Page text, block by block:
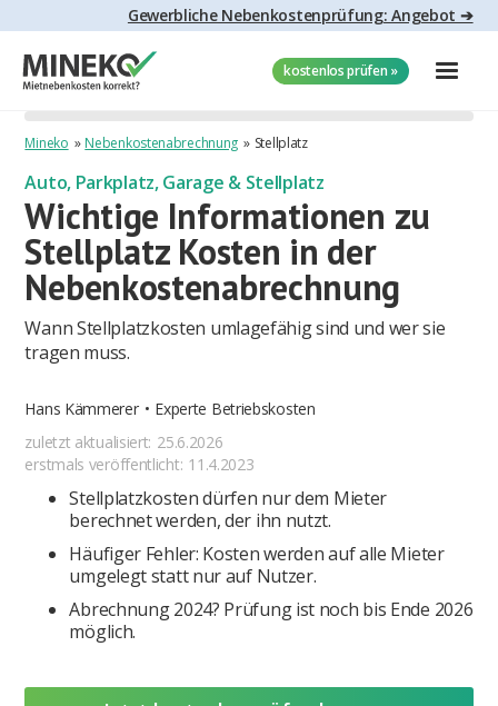
Gewerbliche Nebenkostenprüfung: Angebot ➔
kostenlos prüfen »
Mineko » Nebenkostenabrechnung » Stellplatz
Auto, Parkplatz, Garage & Stellplatz
Wichtige Informationen zu
Stellplatz Kosten in der
Nebenkostenabrechnung
Wann Stellplatzkosten umlagefähig sind und wer sie
tragen muss.
Hans Kämmerer • Experte Betriebskosten
zuletzt aktualisiert: 25.6.2026
erstmals veröffentlicht: 11.4.2023
Stellplatzkosten dürfen nur dem Mieter
berechnet werden, der ihn nutzt.
Häufiger Fehler: Kosten werden auf alle Mieter
umgelegt statt nur auf Nutzer.
Abrechnung 2024? Prüfung ist noch bis Ende 2026
möglich.